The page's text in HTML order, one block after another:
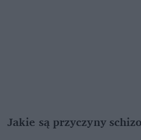
Jakie są przyczyny